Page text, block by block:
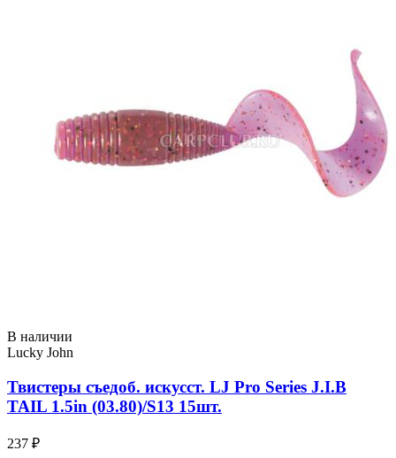
В наличии
Lucky John
Твистеры съедоб. искусст. LJ Pro Series J.I.B
TAIL 1.5in (03.80)/S13 15шт.
237 ₽